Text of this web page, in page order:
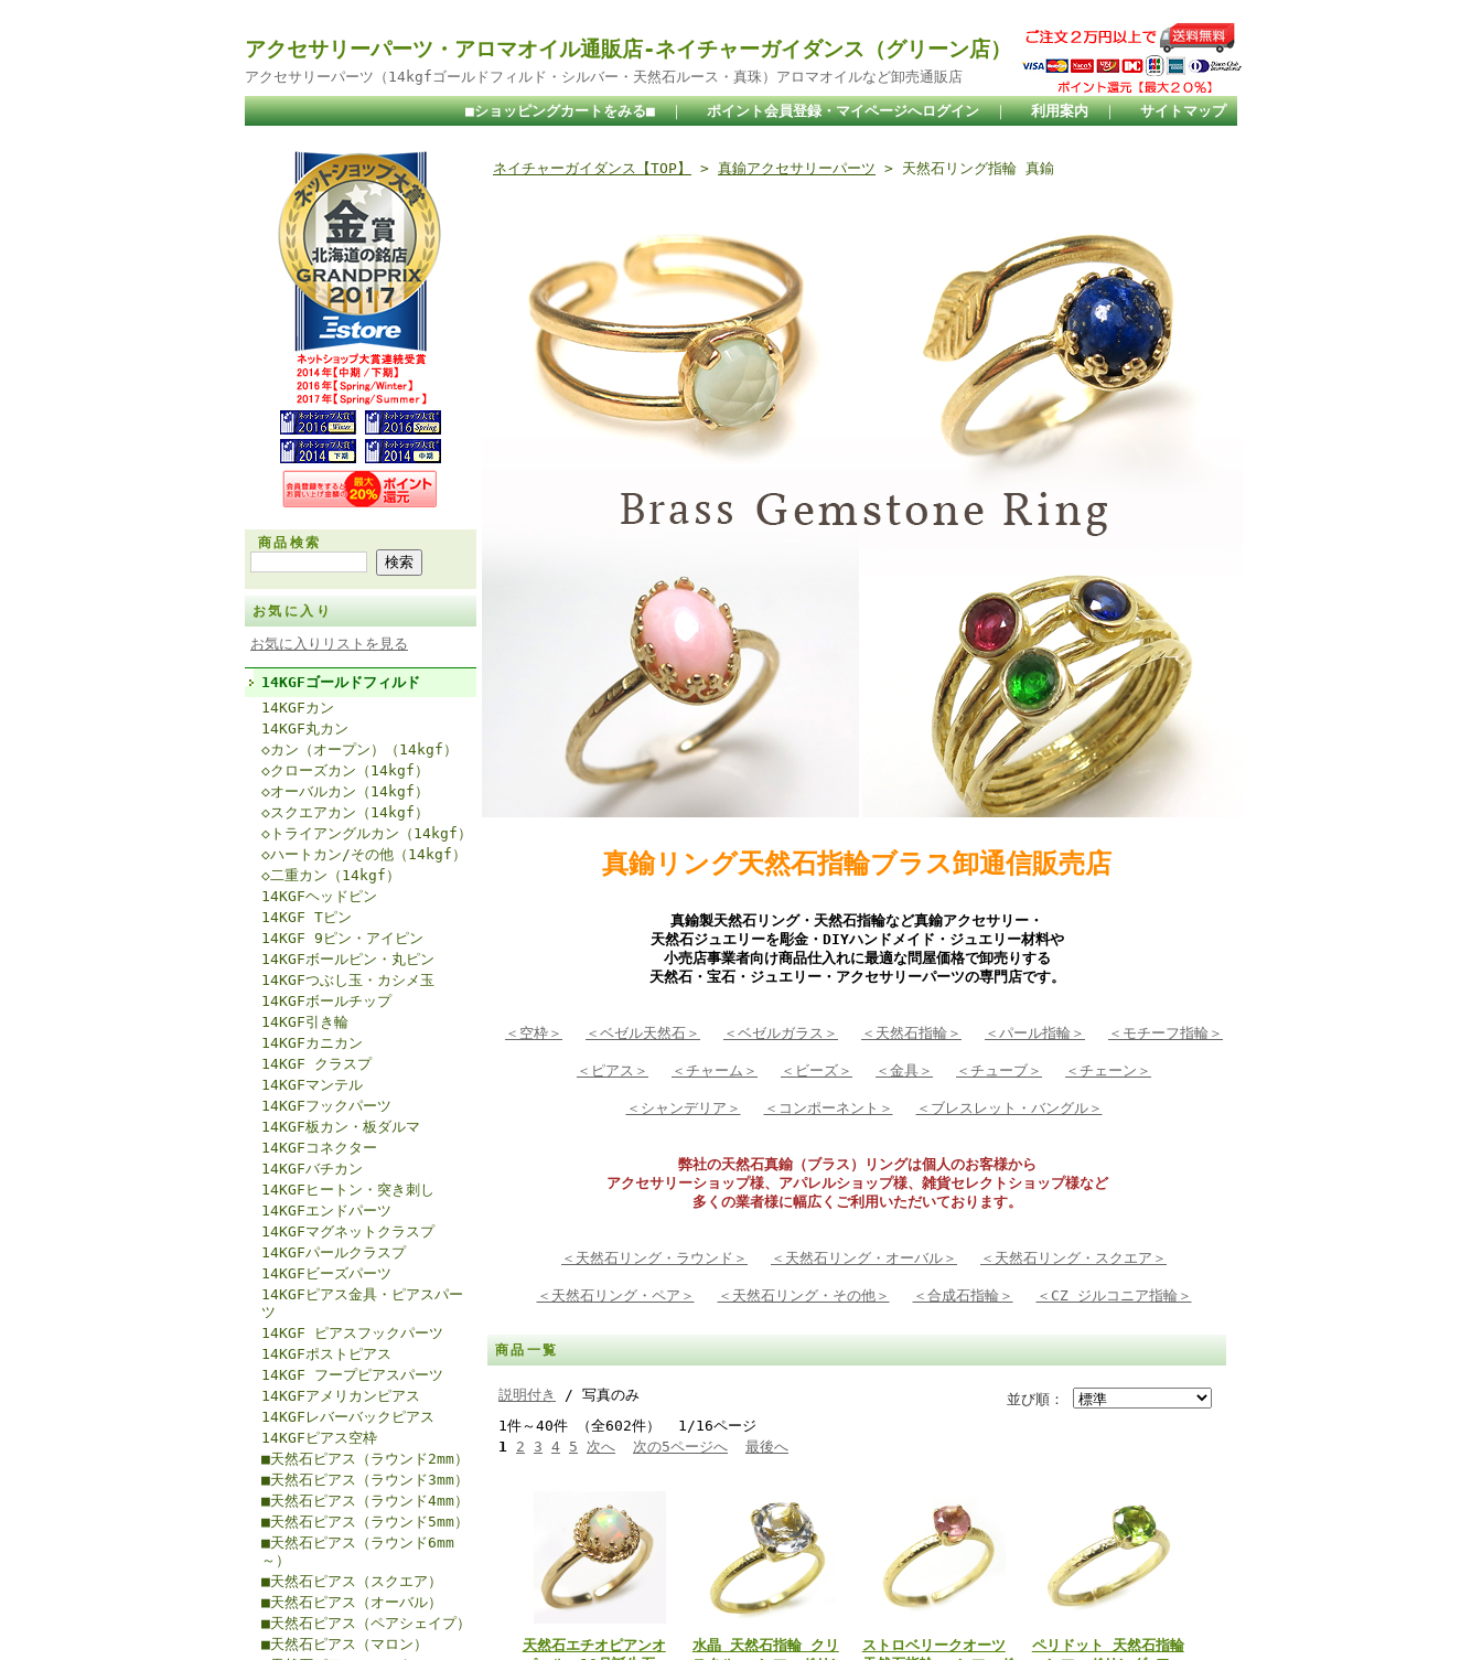
アクセサリーパーツ・アロマオイル通販店-ネイチャーガイダンス（グリーン店）
アクセサリーパーツ（14kgfゴールドフィルド・シルバー・天然石ルース・真珠）アロマオイルなど卸売通販店
■ショッピングカートをみる■ ｜ ポイント会員登録・マイページへログイン ｜ 利用案内 ｜ サイトマップ
商品検索
お気に入り
お気に入りリストを見る
14KGFゴールドフィルド
14KGFカン
14KGF丸カン
◇カン（オープン）（14kgf）
◇クローズカン（14kgf）
◇オーバルカン（14kgf）
◇スクエアカン（14kgf）
◇トライアングルカン（14kgf）
◇ハートカン/その他（14kgf）
◇二重カン（14kgf）
14KGFヘッドピン
14KGF Tピン
14KGF 9ピン・アイピン
14KGFボールピン・丸ピン
14KGFつぶし玉・カシメ玉
14KGFボールチップ
14KGF引き輪
14KGFカニカン
14KGF クラスプ
14KGFマンテル
14KGFフックパーツ
14KGF板カン・板ダルマ
14KGFコネクター
14KGFバチカン
14KGFヒートン・突き刺し
14KGFエンドパーツ
14KGFマグネットクラスプ
14KGFパールクラスプ
14KGFビーズパーツ
14KGFピアス金具・ピアスパー
ツ
14KGF ピアスフックパーツ
14KGFポストピアス
14KGF フープピアスパーツ
14KGFアメリカンピアス
14KGFレバーバックピアス
14KGFピアス空枠
■天然石ピアス（ラウンド2mm）
■天然石ピアス（ラウンド3mm）
■天然石ピアス（ラウンド4mm）
■天然石ピアス（ラウンド5mm）
■天然石ピアス（ラウンド6mm
～）
■天然石ピアス（スクエア）
■天然石ピアス（オーバル）
■天然石ピアス（ペアシェイプ）
■天然石ピアス（マロン）
ネイチャーガイダンス【TOP】 > 真鍮アクセサリーパーツ > 天然石リング指輪 真鍮
真鍮リング天然石指輪ブラス卸通信販売店
真鍮製天然石リング・天然石指輪など真鍮アクセサリー・
天然石ジュエリーを彫金・DIYハンドメイド・ジュエリー材料や
小売店事業者向け商品仕入れに最適な問屋価格で卸売りする
天然石・宝石・ジュエリー・アクセサリーパーツの専門店です。
＜空枠＞ ＜ベゼル天然石＞ ＜ベゼルガラス＞ ＜天然石指輪＞ ＜パール指輪＞ ＜モチーフ指輪＞
＜ピアス＞ ＜チャーム＞ ＜ビーズ＞ ＜金具＞ ＜チューブ＞ ＜チェーン＞
＜シャンデリア＞ ＜コンポーネント＞ ＜ブレスレット・バングル＞
弊社の天然石真鍮（ブラス）リングは個人のお客様から
アクセサリーショップ様、アパレルショップ様、雑貨セレクトショップ様など
多くの業者様に幅広くご利用いただいております。
＜天然石リング・ラウンド＞ ＜天然石リング・オーバル＞ ＜天然石リング・スクエア＞
＜天然石リング・ペア＞ ＜天然石リング・その他＞ ＜合成石指輪＞ ＜CZ ジルコニア指輪＞
商品一覧
並び順：
説明付き
/ 写真のみ
1件～40件 （全602件） 1/16ページ
1 2 3 4 5 次へ 次の5ページへ 最後へ
天然石エチオピアンオ
水晶 天然石指輪 クリ
ストロベリークオーツ
ペリドット 天然石指輪